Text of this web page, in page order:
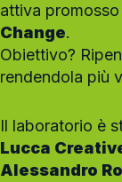
attiva
Change.
Obiettivo?
rendendola più
Il laboratorio è
Lucca
Alessandro